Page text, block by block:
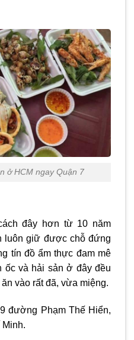
ở HCM ngay Quận 7
đây hơn từ 10 năm
luôn giữ được chỗ đứng
tín đồ ẩm thực đam mê
ốc và hải sản ở đây đều
vào rất đã, vừa miệng.
đường Phạm Thế Hiển,
Minh.